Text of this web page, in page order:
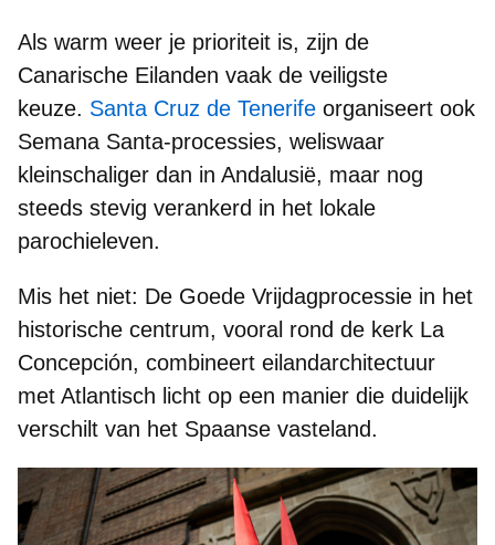
Als warm weer je prioriteit is, zijn de
Canarische Eilanden vaak de veiligste
keuze. Santa Cruz de Tenerife organiseert ook
Semana Santa-processies, weliswaar
kleinschaliger dan in Andalusië, maar nog
steeds stevig verankerd in het lokale
parochieleven.
Mis het niet: De Goede Vrijdagprocessie in het
historische centrum, vooral rond de kerk La
Concepción, combineert eilandarchitectuur
met Atlantisch licht op een manier die duidelijk
verschilt van het Spaanse vasteland.